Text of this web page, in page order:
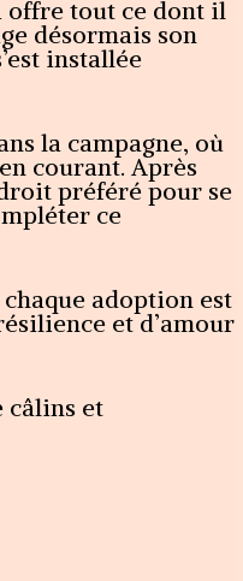
offre tout ce dont il
désormais son
installée
la campagne, où
courant. Après
préféré pour se
ce
adoption est
et d’amour
câlins et